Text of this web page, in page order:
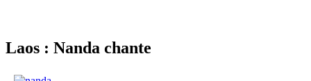
Laos : Nanda chante